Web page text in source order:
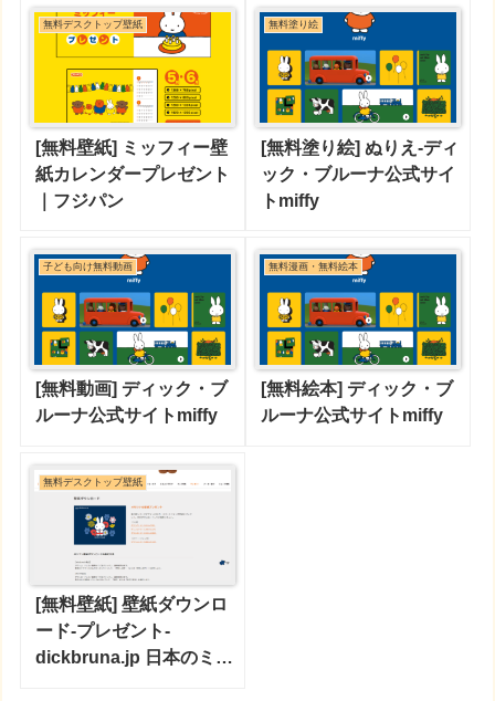
無料デスクトップ壁紙
[無料壁紙] ミッフィー壁
紙カレンダープレゼント
｜フジパン
無料塗り絵
[無料塗り絵] ぬりえ-ディ
ック・ブルーナ公式サイ
トmiffy
子ども向け無料動画
[無料動画] ディック・ブ
ルーナ公式サイトmiffy
無料漫画・無料絵本
[無料絵本] ディック・ブ
ルーナ公式サイトmiffy
無料デスクトップ壁紙
[無料壁紙] 壁紙ダウンロ
ード-プレゼント-
dickbruna.jp 日本のミッ